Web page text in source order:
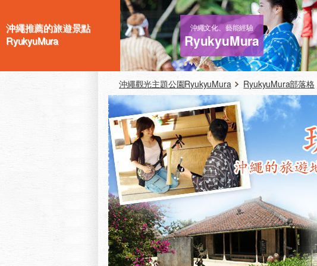
沖繩推薦的旅遊景點
RyukyuMura
沖繩文化、藝能經驗
RyukyuMura
沖繩觀光主題公園RyukyuMura RyukyuMura部落格